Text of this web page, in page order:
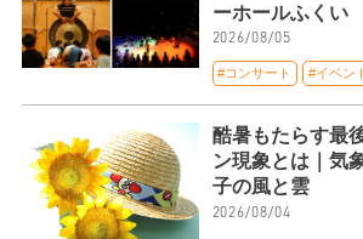
ーホールふくい
2026/08/05
#コンサート #イベン
酷暑もたらす最
ン現象とは｜気
子の風と雲
2026/08/04